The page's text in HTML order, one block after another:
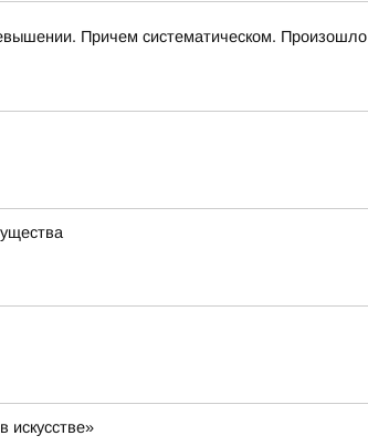
Причем систематическом.
искусстве»